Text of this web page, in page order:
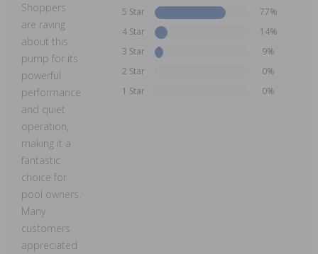
Shoppers
are raving
about this
pump for its
powerful
performance
and quiet
operation,
making it a
fantastic
choice for
pool owners.
Many
customers
appreciated
5 Star
77%
4 Star
14%
3 Star
9%
2 Star
0%
1 Star
0%